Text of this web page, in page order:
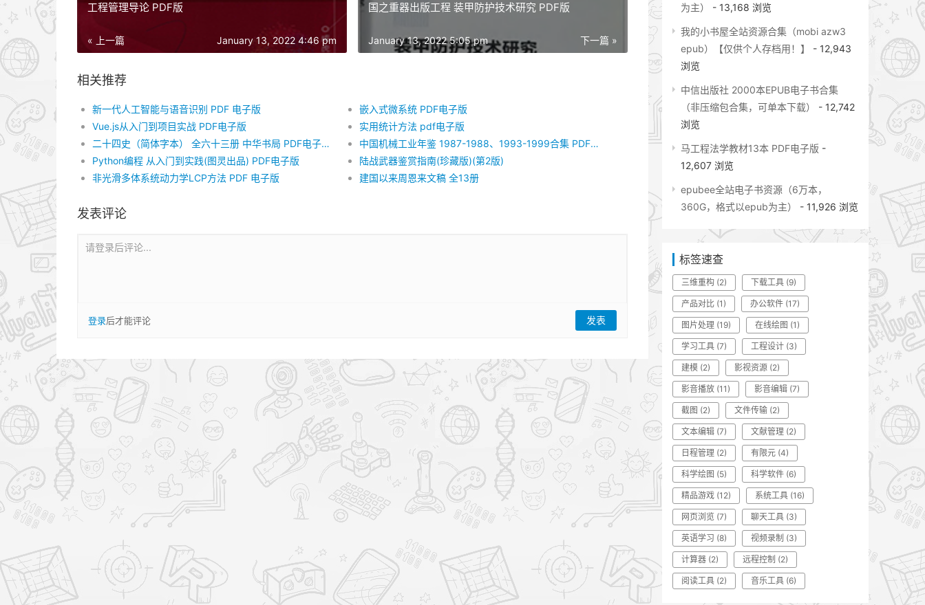
工程管理导论 PDF版
« 上一篇 January 13, 2022 4:46 pm
国之重器出版工程 装甲防护技术研究 PDF版
下一篇 »
January 13, 2022 5:05 pm
相关推荐
新一代人工智能与语音识别 PDF 电子版
嵌入式微系统 PDF电子版
Vue.js从入门到项目实战 PDF电子版
实用统计方法 pdf电子版
二十四史（简体字本） 全六十三册 中华书局 PDF电子版（24个PDF文件）+清史稿 PDF电子版
中国机械工业年鉴 1987-1988、1993-1999合集 PDF电子版
Python编程 从入门到实践(图灵出品) PDF电子版
陆战武器鉴赏指南(珍藏版)(第2版)
非光滑多体系统动力学LCP方法 PDF 电子版
建国以来周恩来文稿 全13册
发表评论
请登录后评论...
登录后才能评论
为主）
- 13,168 浏览
我的小书屋全站资源合集（mobi azw3
epub）【仅供个人存档用！】
- 12,943
浏览
中信出版社 2000本EPUB电子书合集
（非压缩包合集，可单本下载）
- 12,742
浏览
马工程法学教材13本 PDF电子版 -
12,607 浏览
epubee全站电子书资源（6万本，
360G，格式以epub为主）
- 11,926 浏览
标签速查
三维重构 (2) 下载工具 (9)
产品对比 (1) 办公软件 (17)
图片处理 (19) 在线绘图 (1)
学习工具 (7) 工程设计 (3)
建模 (2) 影视资源 (2)
影音播放 (11) 影音编辑 (7)
截图 (2) 文件传输 (2)
文本编辑 (7) 文献管理 (2)
日程管理 (2) 有限元 (4)
科学绘图 (5) 科学软件 (6)
精品游戏 (12) 系统工具 (16)
网页浏览 (7) 聊天工具 (3)
英语学习 (8) 视频录制 (3)
计算器 (2) 远程控制 (2)
阅读工具 (2) 音乐工具 (6)